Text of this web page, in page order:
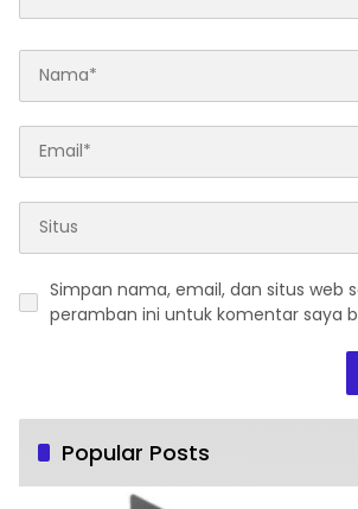
Simpan nama, email, dan situs web
peramban ini untuk komentar saya
Popular Posts